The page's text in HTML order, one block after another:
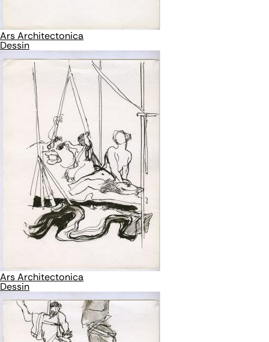
Ars Architectonica
Dessin
Ars Architectonica
Dessin